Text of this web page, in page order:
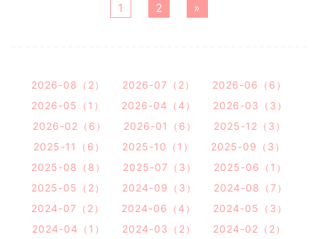
1 2 »
2026-08（2） 2026-07（2）
2026-06（6）
2026-05（1）
2026-04（4）
2026-03（3）
2026-02（6）
2026-01（6）
2025-12（3）
2025-11（6）
2025-10（1）
2025-09（3）
2025-08（8）
2025-07（3）
2025-06（1）
2025-05（2）
2024-09（3）
2024-08（7）
2024-07（2）
2024-06（4）
2024-05（3）
2024-04（1）
2024-03（2）
2024-02（2）